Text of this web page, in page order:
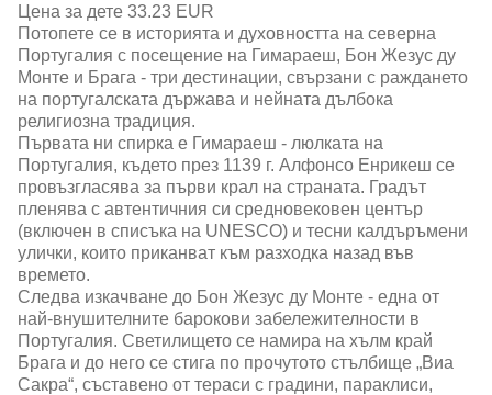
Цена за дете 33.23 EUR
Потопете се в историята и духовността на северна
Португалия с посещение на Гимараеш, Бон Жезус ду
Монте и Брага - три дестинации, свързани с раждането
на португалската държава и нейната дълбока
религиозна традиция.
Първата ни спирка е Гимараеш - люлката на
Португалия, където през 1139 г. Алфонсо Енрикеш се
провъзгласява за първи крал на страната. Градът
пленява с автентичния си средновековен център
(включен в списъка на UNESCO) и тесни калдъръмени
улички, които приканват към разходка назад във
времето.
Следва изкачване до Бон Жезус ду Монте - една от
най-внушителните барокови забележителности в
Португалия. Светилището се намира на хълм край
Брага и до него се стига по прочутото стълбище „Виа
Сакра“, съставено от тераси с градини, параклиси,